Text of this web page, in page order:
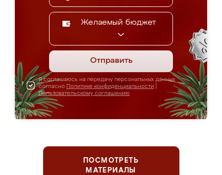
Желаемый бюджет
Отправить
Я соглашаюсь на передачу персональных данных
согласно Политике конфиденциальности
Пользовательскому соглашению
ПОСМОТРЕТЬ
МАТЕРИАЛЫ